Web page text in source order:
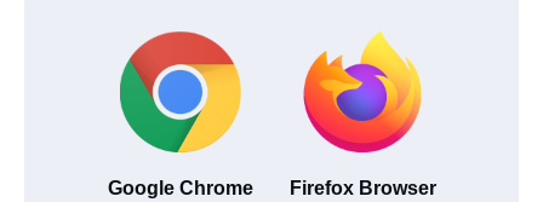
Google Chrome Firefox Browser